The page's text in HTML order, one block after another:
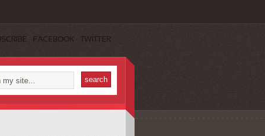
FACEBOOK TWITTER